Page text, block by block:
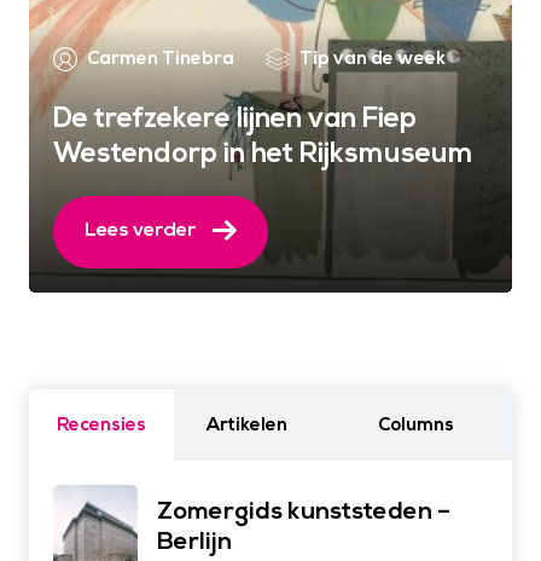
Carmen Tinebra Tip van de week
De trefzekere lijnen van Fiep
Westendorp in het Rijksmuseum
Lees verder
Recensies Artikelen Columns
Zomergids kunststeden –
Berlijn